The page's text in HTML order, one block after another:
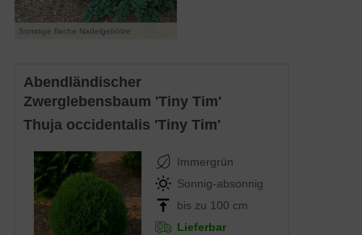
Sonstige flache Nadelgehölze
Abendländischer
Zwerglebensbaum 'Tiny Tim'
Thuja occidentalis 'Tiny Tim'
Immergrün
Sonnig-absonnig
bis zu 100 cm
Lieferbar